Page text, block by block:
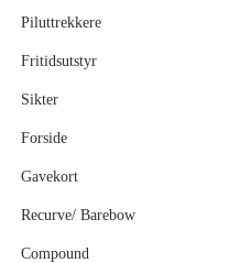
Piluttrekkere
Fritidsutstyr
Sikter
Forside
Gavekort
Recurve/ Barebow
Compound